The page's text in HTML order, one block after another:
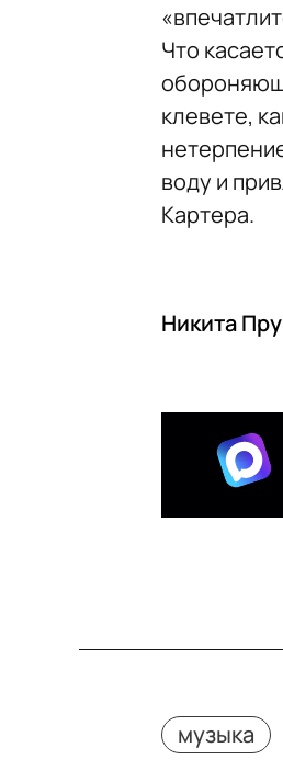
Что
клевете,
воду и
Картера.
Никита
музыка